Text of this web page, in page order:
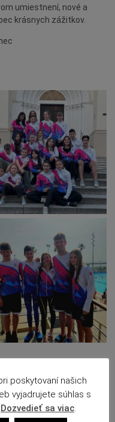
umiestnení, nové a
krásnych zážitkov.
poskytovaní našich
vyjadrujete súhlas s
Dozvedieť sa viac.